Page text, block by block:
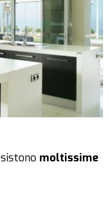
moltissime